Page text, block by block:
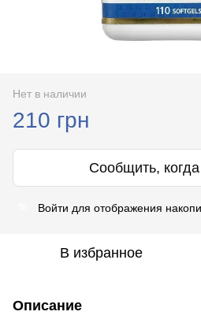
Нет в наличии
210 грн
Сообщить,
Войти для отображения
В избранное
Описание